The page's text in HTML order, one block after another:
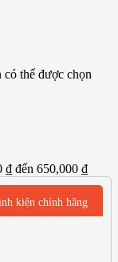
có thể được chọn
₫ đến 650,000 ₫
kiện chính hãng